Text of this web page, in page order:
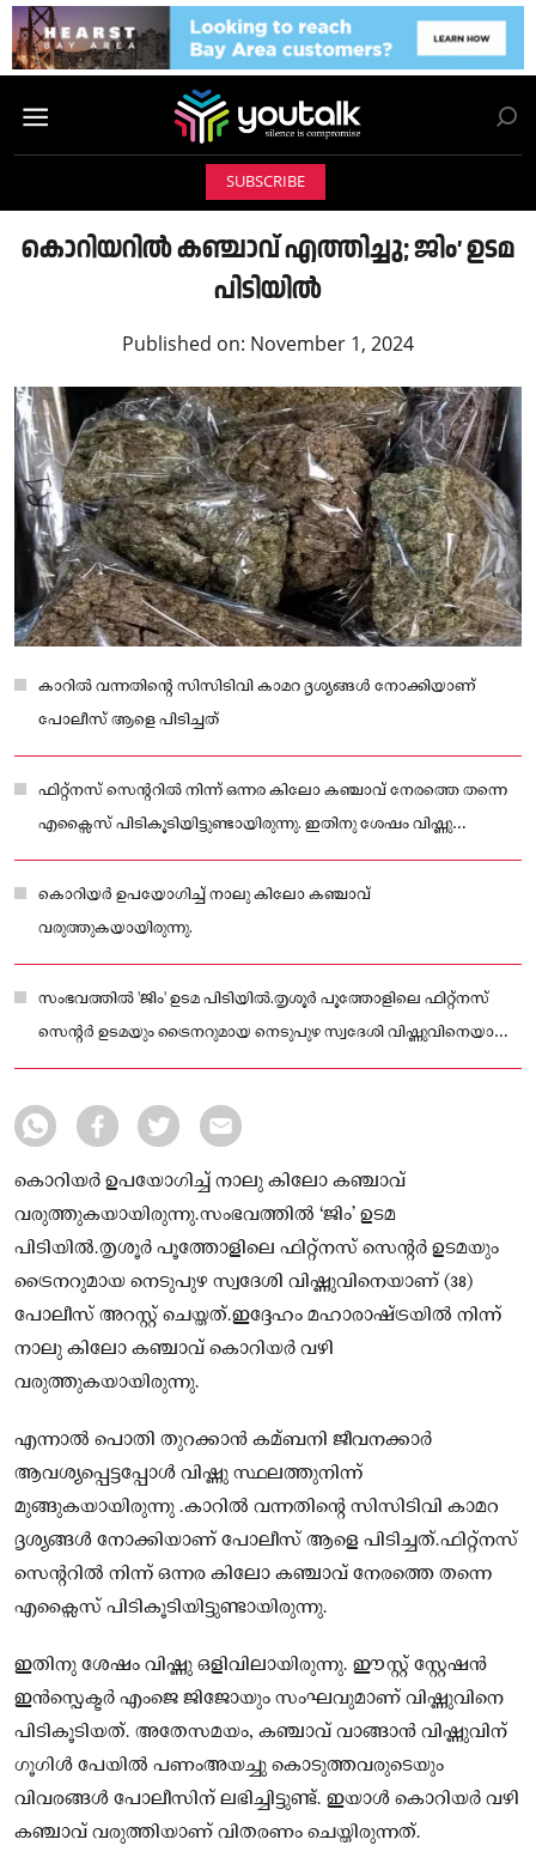
SUBSCRIBE
കൊറിയറില്‍ കഞ്ചാവ് എത്തിച്ചു; ജിം’ ഉടമ
പിടിയില്‍
Published on: November 1, 2024
കാറില്‍ വന്നതിൻ്റെ സിസിടിവി കാമറ ദൃശ്യങ്ങള്‍ നോക്കിയാണ്
പോലീസ് ആളെ പിടിച്ചത്
ഫിറ്റ്നസ് സെൻ്ററില്‍ നിന്ന് ഒന്നര കിലോ കഞ്ചാവ് നേരത്തെ തന്നെ
എക്സൈസ് പിടികൂടിയിട്ടുണ്ടായിരുന്നു. ഇതിനു ശേഷം വിഷ്ണു
ഒളിവിലായിരുന്നു.
കൊറിയർ ഉപയോഗിച്ച് നാലു കിലോ കഞ്ചാവ്
വരുത്തുകയായിരുന്നു.
സംഭവത്തില്‍ 'ജിം' ഉടമ പിടിയില്‍.തൃശൂർ പൂത്തോളിലെ ഫിറ്റ്നസ്
സെൻ്റർ ഉടമയും ട്രൈനറുമായ നെടുപുഴ സ്വദേശി വിഷ്ണുവിനെയാണ്
(38) പോലീസ് അറസ്റ്റ് ചെയ്തത്
കൊറിയർ ഉപയോഗിച്ച് നാലു കിലോ കഞ്ചാവ്
വരുത്തുകയായിരുന്നു.സംഭവത്തില്‍ ‘ജിം’ ഉടമ
പിടിയില്‍.തൃശൂർ പൂത്തോളിലെ ഫിറ്റ്നസ് സെൻ്റർ ഉടമയും
ട്രൈനറുമായ നെടുപുഴ സ്വദേശി വിഷ്ണുവിനെയാണ് (38)
പോലീസ് അറസ്റ്റ് ചെയ്തത്.ഇദ്ദേഹം മഹാരാഷ്ട്രയില്‍ നിന്ന്
നാലു കിലോ കഞ്ചാവ് കൊറിയർ വഴി
വരുത്തുകയായിരുന്നു.
എന്നാല്‍ പൊതി തുറക്കാൻ കമ്ബനി ജീവനക്കാർ
ആവശ്യപ്പെട്ടപ്പോള്‍ വിഷ്ണു സ്ഥലത്തുനിന്ന്
മുങ്ങുകയായിരുന്നു .കാറില്‍ വന്നതിൻ്റെ സിസിടിവി കാമറ
ദൃശ്യങ്ങള്‍ നോക്കിയാണ് പോലീസ് ആളെ പിടിച്ചത്.ഫിറ്റ്നസ്
സെൻ്ററില്‍ നിന്ന് ഒന്നര കിലോ കഞ്ചാവ് നേരത്തെ തന്നെ
എക്സൈസ് പിടികൂടിയിട്ടുണ്ടായിരുന്നു.
ഇതിനു ശേഷം വിഷ്ണു ഒളിവിലായിരുന്നു. ഈസ്റ്റ് സ്റ്റേഷൻ
ഇൻസ്പെക്ടർ എംജെ ജിജോയും സംഘവുമാണ് വിഷ്ണുവിനെ
പിടികൂടിയത്. അതേസമയം, കഞ്ചാവ് വാങ്ങാൻ വിഷ്ണുവിന്
ഗൂഗിള്‍ പേയിൽ പണംഅയച്ചു കൊടുത്തവരുടെയും
വിവരങ്ങള്‍ പോലീസിന് ലഭിച്ചിട്ടുണ്ട്. ഇയാള്‍ കൊറിയർ വഴി
കഞ്ചാവ് വരുത്തിയാണ് വിതരണം ചെയ്തിരുന്നത്.